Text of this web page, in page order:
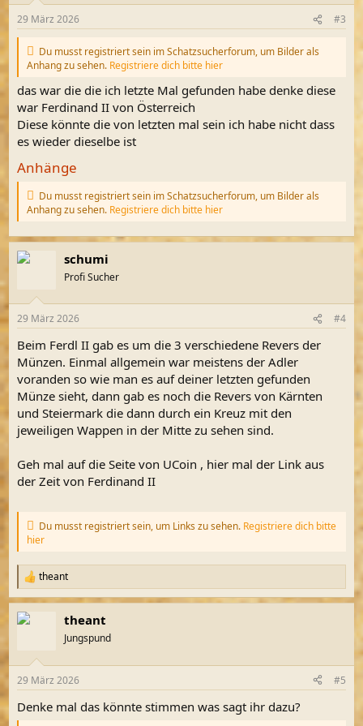
e
29 März 2026 #3
Du musst registriert sein im Schatzsucherforum, um Bilder als
Anhang zu sehen. Registriere dich bitte hier
das war die die ich letzte Mal gefunden habe denke diese
war Ferdinand II von Österreich
Diese könnte die von letzten mal sein ich habe nicht dass
es wieder dieselbe ist
Anhänge
Du musst registriert sein im Schatzsucherforum, um Bilder als
Anhang zu sehen. Registriere dich bitte hier
schumi
Profi Sucher
29 März 2026 #4
Beim Ferdl II gab es um die 3 verschiedene Revers der
Münzen. Einmal allgemein war meistens der Adler
voranden so wie man es auf deiner letzten gefunden
Münze sieht, dann gab es noch die Revers von Kärnten
und Steiermark die dann durch ein Kreuz mit den
jeweiligen Wappen in der Mitte zu sehen sind.
Geh mal auf die Seite von UCoin , hier mal der Link aus
der Zeit von Ferdinand II
Du musst registriert sein, um Links zu sehen. Registriere dich bitte
hier
R
e
a
k
e
:
theant
theant
Jungspund
29 März 2026 #5
Denke mal das könnte stimmen was sagt ihr dazu?